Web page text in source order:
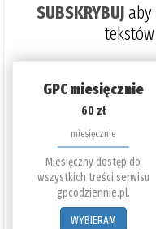
SUBSKRYBUJaby
GPC miesięcznie
60 zł
miesięcznie
Miesięczny dostęp do
wszystkich treści serwisu
gpcodziennie.pl.
WYBIERAM